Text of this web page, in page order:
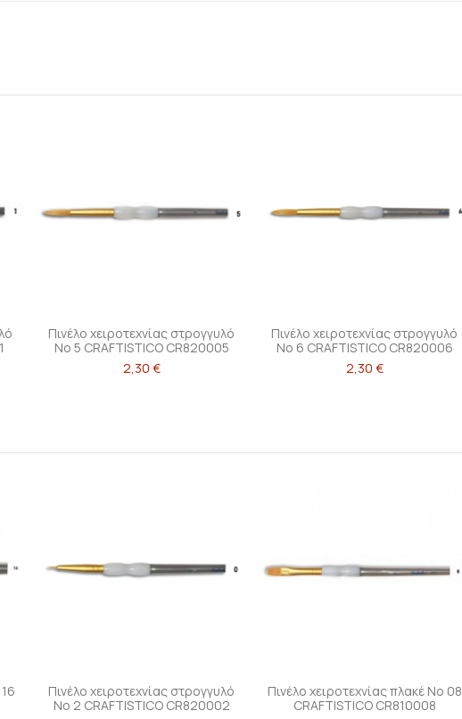
Πινέλο χειροτεχνίας στρογγυλό
Νο 5 CRAFTISTICO CR820005
2,30 €
Πινέλο χειροτεχνίας στρογγυλό
Νο 6 CRAFTISTICO CR820006
2,30 €
Πινέλο χειροτεχνίας στρογγυλό
Νο 2 CRAFTISTICO CR820002
Πινέλο χειροτεχνίας πλακέ Νο 08
CRAFTISTICO CR810008